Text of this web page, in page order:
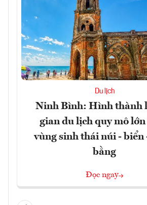
Du lịch
Ninh Bình: Hình thành
gian du lịch quy mô lớn
vùng sinh thái núi - biển
bằng
Đọc ngay